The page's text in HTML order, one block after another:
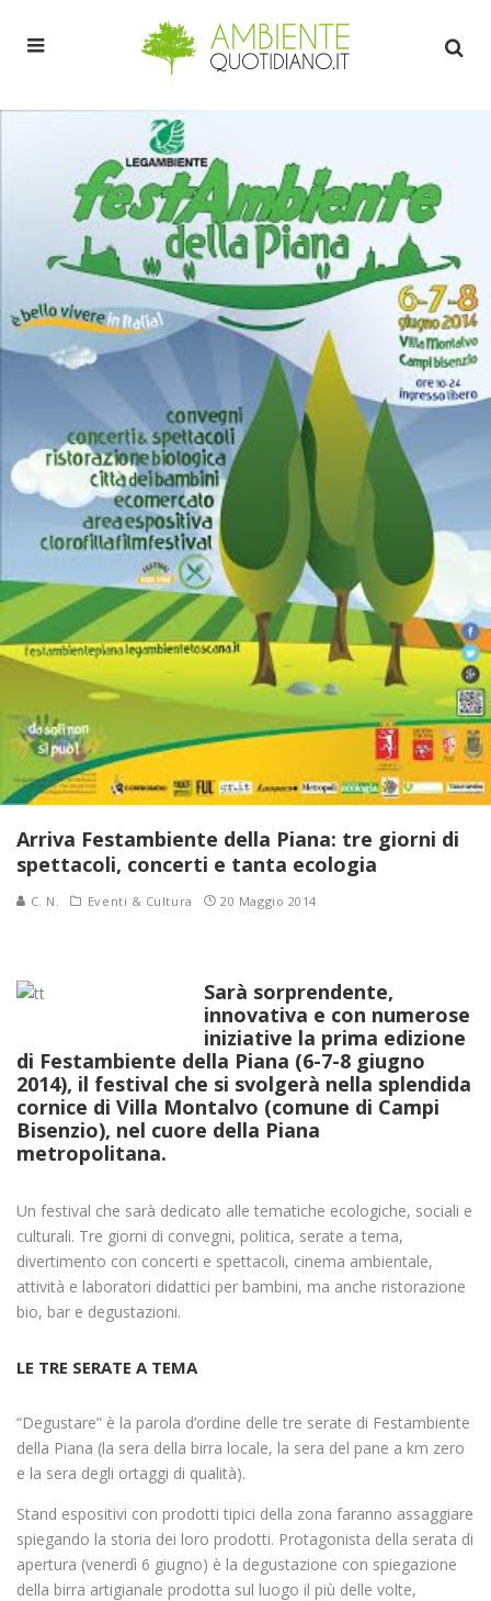
Arriva Festambiente della Piana: tre giorni di
spettacoli, concerti e tanta ecologia
C. N. Eventi & Cultura 20 Maggio 2014
Sarà sorprendente,
innovativa e con numerose
iniziative la prima edizione
di Festambiente della Piana (6-7-8 giugno
2014), il festival che si svolgerà nella splendida
cornice di Villa Montalvo (comune di Campi
Bisenzio), nel cuore della Piana
metropolitana.
Un festival che sarà dedicato alle tematiche ecologiche, sociali e
culturali. Tre giorni di convegni, politica, serate a tema,
divertimento con concerti e spettacoli, cinema ambientale,
attività e laboratori didattici per bambini, ma anche ristorazione
bio, bar e degustazioni.
LE TRE SERATE A TEMA
“Degustare” è la parola d’ordine delle tre serate di Festambiente
della Piana (la sera della birra locale, la sera del pane a km zero
e la sera degli ortaggi di qualità).
Stand espositivi con prodotti tipici della zona faranno assaggiare
spiegando la storia dei loro prodotti. Protagonista della serata di
apertura (venerdì 6 giugno) è la degustazione con spiegazione
della birra artigianale prodotta sul luogo il più delle volte,